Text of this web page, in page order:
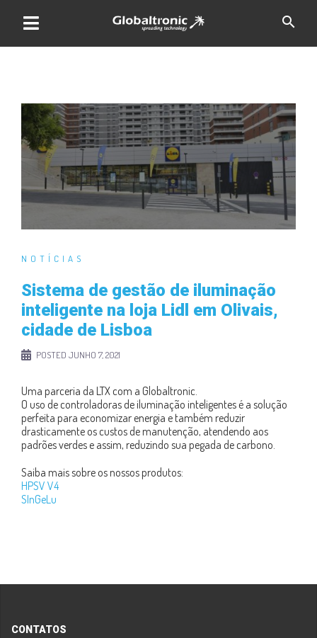
search
NOTÍCIAS
Sistema de gestão de iluminação
inteligente na loja Lidl em Olivais,
cidade de Lisboa
POSTED JUNHO 7, 2021
Uma parceria da LTX com a Globaltronic.
O uso de controladoras de iluminação inteligentes é a solução
perfeita para economizar energia e também reduzir
drasticamente os custos de manutenção, atendendo aos
padrões verdes e assim, reduzindo sua pegada de carbono.
Saiba mais sobre os nossos produtos:
HPSV V4
SInGeLu
CONTATOS